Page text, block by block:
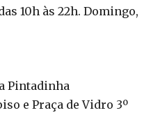
10h às 22h. Domingo,
Pintadinha
e Praça de Vidro 3º